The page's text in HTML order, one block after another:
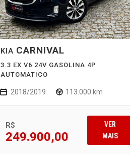
KIA CARNIVAL
3.3 EX V6 24V GASOLINA 4P
AUTOMATICO
2018/2019 113.000 km
R$
249.900,00
VER
MAIS